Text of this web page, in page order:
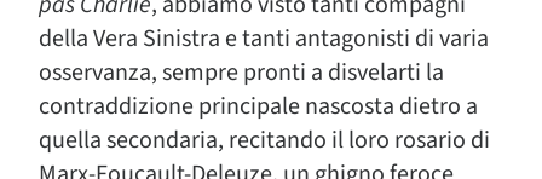
della Vera Sinistra e tanti antagonisti di varia
osservanza, sempre pronti a disvelarti la
contraddizione principale nascosta dietro a
quella secondaria, recitando il loro rosario di